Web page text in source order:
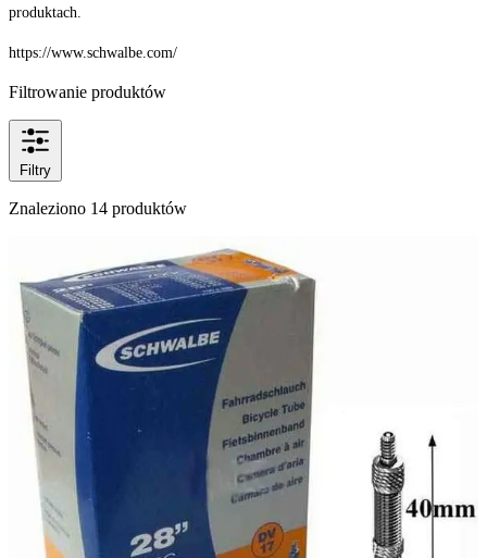
produktach.
https://www.schwalbe.com/
Filtrowanie produktów
Filtry
Znaleziono 14 produktów